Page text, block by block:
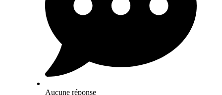
Aucune réponse